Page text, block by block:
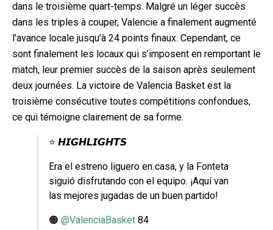
dans le troisième quart-temps. Malgré un léger succès
dans les triples à couper, Valencie a finalement augmenté
l’avance locale jusqu’à 24 points finaux. Cependant, ce
sont finalement les locaux qui s’imposent en remportant le
match, leur premier succès de la saison après seulement
deux journées. La victoire de Valencia Basket est la
troisième consécutive toutes compétitions confondues,
ce qui témoigne clairement de sa forme.
⭐ 𝙃𝙄𝙂𝙃𝙇𝙄𝙂𝙃𝙏𝙎
Era el estreno liguero en casa, y la Fonteta
siguió disfrutando con el equipo. ¡Aquí van
las mejores jugadas de un buen partido!
🟠 @ValenciaBasket 84